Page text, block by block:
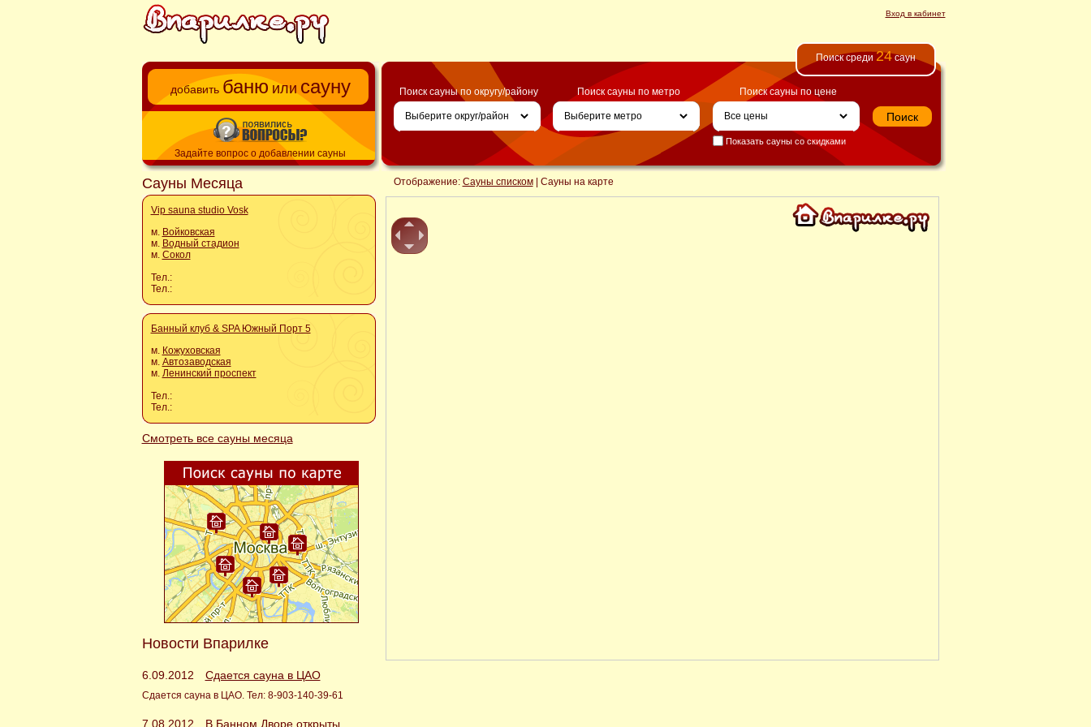
Вход в кабинет
добавить баню или сауну
Задайте вопрос о добавлении сауны
Сауны Месяца
Vip sauna studio Vosk
м. Войковская
м. Водный стадион
м. Сокол
Тел.:
Тел.:
Банный клуб & SPA Южный Порт 5
м. Кожуховская
м. Автозаводская
м. Ленинский проспект
Тел.:
Тел.:
Смотреть все сауны месяца
Новости Впарилке
6.09.2012 Сдается сауна в ЦАО
Сдается сауна в ЦАО. Тел: 8-903-140-39-61
7.08.2012 В Банном Дворе открыты
Поиск среди 24саун
Поиск сауны по округу/району Поиск сауны по метро Поиск сауны по цене
Показать сауны со скидками
Отображение: Сауны списком| Сауны на карте